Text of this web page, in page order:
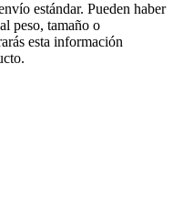
estándar. Pueden haber
peso, tamaño o
esta información